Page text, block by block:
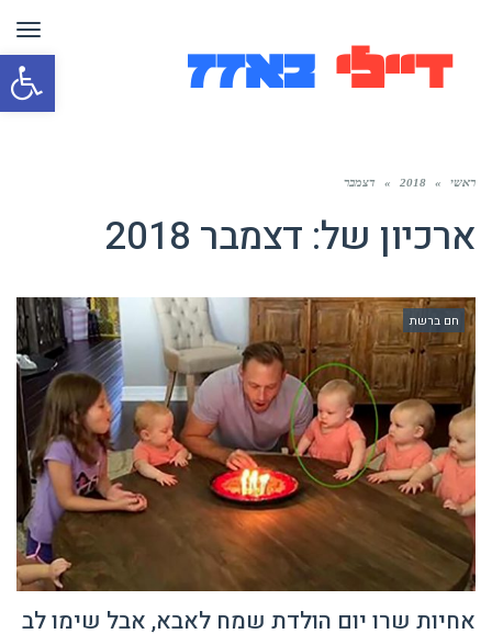
ראשי »
2018
» דצמבר
ארכיון של: דצמבר 2018
חם ברשת
אחיות שרו יום הולדת שמח לאבא, אבל שימו לב